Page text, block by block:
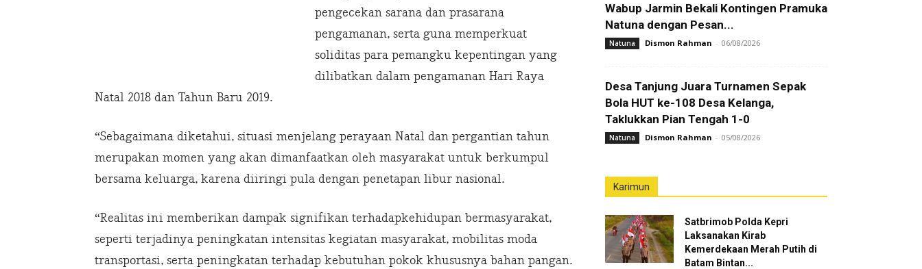
pengecekan sarana dan prasarana
pengamanan, serta guna memperkuat
soliditas para pemangku kepentingan yang
dilibatkan dalam pengamanan Hari Raya
Natal 2018 dan Tahun Baru 2019.
“Sebagaimana diketahui, situasi menjelang perayaan Natal dan pergantian tahun
merupakan momen yang akan dimanfaatkan oleh masyarakat untuk berkumpul
bersama keluarga, karena diiringi pula dengan penetapan libur nasional.
“Realitas ini memberikan dampak signifikan terhadapkehidupan bermasyarakat,
seperti terjadinya peningkatan intensitas kegiatan masyarakat, mobilitas moda
transportasi, serta peningkatan terhadap kebutuhan pokok khususnya bahan pangan.
Wabup Jarmin Bekali Kontingen Pramuka
Natuna dengan Pesan...
Natuna Dismon Rahman - 06/08/2026
Desa Tanjung Juara Turnamen Sepak
Bola HUT ke-108 Desa Kelanga,
Taklukkan Pian Tengah 1-0
Natuna Dismon Rahman - 05/08/2026
Karimun
Satbrimob Polda Kepri
Laksanakan Kirab
Kemerdekaan Merah Putih di
Batam Bintan...